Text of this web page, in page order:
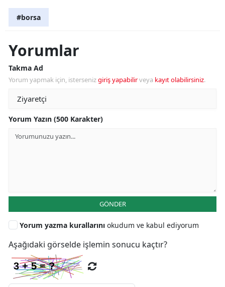
#borsa
Yorumlar
Takma Ad
Yorum yapmak için, istersenizgiriş yapabilirveya kayıt olabilirsiniz.
Yorum Yazın (500 Karakter)
GÖNDER
Yorum yazma kurallarını okudum ve kabul ediyorum
Aşağıdaki görselde işlemin sonucu kaçtır?